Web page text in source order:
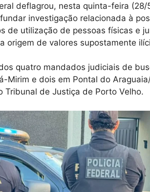
deflagrou, nesta quinta-feira (28/
investigação relacionada à
de utilização de pessoas físicas e
origem de valores supostamente
quatro mandados judiciais de
Mirim e dois em Pontal do
Tribunal de Justiça de Porto Velho.